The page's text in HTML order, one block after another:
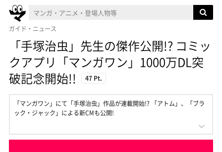
ガイド・ニュース
「手塚治虫」先生の傑作公開!? コミッ
クアプリ「マンガワン」1000万DL突
破記念開始!!
47 Pt.
「マンガワン」にて「手塚治虫」作品が連載開始!? 「アトム」、「ブラ
ック・ジャック」による新CMも公開!